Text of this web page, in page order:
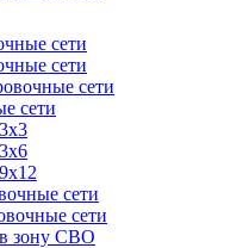
сети
сети
сети
сети
сети
сети
зону СВО